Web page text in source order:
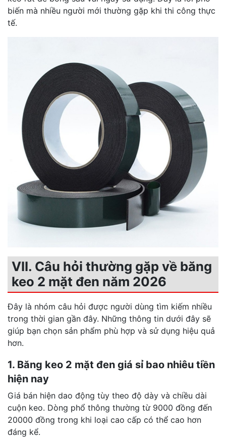
biến mà nhiều người mới thường gặp khi thi công thực
tế.
VII. Câu hỏi thường gặp về băng
keo 2 mặt đen năm 2026
Đây là nhóm câu hỏi được người dùng tìm kiếm nhiều
trong thời gian gần đây. Những thông tin dưới đây sẽ
giúp bạn chọn sản phẩm phù hợp và sử dụng hiệu quả
hơn.
1. Băng keo 2 mặt đen giá sỉ bao nhiêu tiền
hiện nay
Giá bán hiện dao động tùy theo độ dày và chiều dài
cuộn keo. Dòng phổ thông thường từ 9000 đồng đến
20000 đồng trong khi loại cao cấp có thể cao hơn
đáng kể.